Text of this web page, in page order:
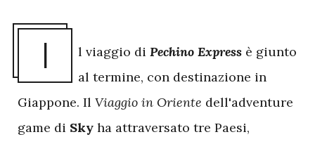
I l viaggio di Pechino Express è giunto
al termine, con destinazione in
Giappone. Il Viaggio in Oriente dell'adventure
game di Sky ha attraversato tre Paesi,